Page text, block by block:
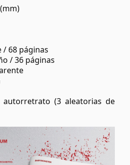
68 páginas
/ 36 páginas
(3 aleatorias de